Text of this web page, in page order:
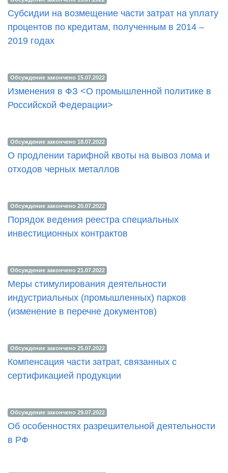
Cубсидии на возмещение части затрат на уплату
процентов по кредитам, полученным в 2014 –
2019 годах
Обсуждение закончено 15.07.2022
Изменения в ФЗ <О промышленной политике в
Российской Федерации>
Обсуждение закончено 18.07.2022
О продлении тарифной квоты на вывоз лома и
отходов черных металлов
Обсуждение закончено 20.07.2022
Порядок ведения реестра специальных
инвестиционных контрактов
Обсуждение закончено 21.07.2022
Меры стимулирования деятельности
индустриальных (промышленных) парков
(изменение в перечне документов)
Обсуждение закончено 25.07.2022
Компенсация части затрат, связанных с
сертификацией продукции
Обсуждение закончено 29.07.2022
Об особенностях разрешительной деятельности
в РФ